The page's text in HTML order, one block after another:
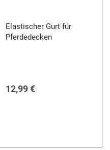
Elastischer Gurt für
Pferdedecken
12,99 €